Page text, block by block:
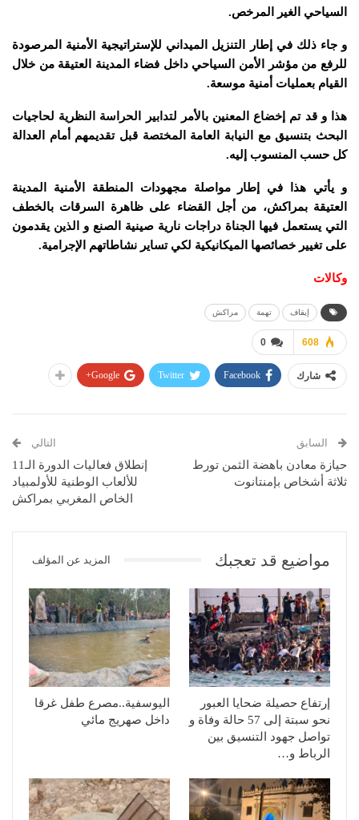
السياحي الغير المرخص.
و جاء ذلك في إطار التنزيل الميداني للإستراتيجية الأمنية المرصودة
للرفع من مؤشر الأمن السياحي داخل فضاء المدينة العتيقة من خلال
القيام بعمليات أمنية موسعة.
هذا و قد تم إخضاع المعنين بالأمر لتدابير الحراسة النظرية لحاجيات
البحث بتنسيق مع النيابة العامة المختصة قبل تقديمهم أمام العدالة
كل حسب المنسوب إليه.
و يأتي هذا في إطار مواصلة مجهودات المنطقة الأمنية المدينة
العتيقة بمراكش، من أجل القضاء على ظاهرة السرقات بالخطف
التي يستعمل فيها الجناة دراجات نارية صينية الصنع و الذين يقدمون
على تغيير خصائصها الميكانيكية لكي تساير نشاطاتهم الإجرامية.
وكالات
إيقاف تهمة مراكش
0 608
شارك Facebook
Twitter
Google+
السابق
حيازة معادن باهضة الثمن تورط
ثلاثة أشخاص بإمنتانوت
التالي
إنطلاق فعاليات الدورة الـ11
للألعاب الوطنية للأولمبياد
الخاص المغربي بمراكش
مواضيع قد تعجبك المزيد عن المؤلف
إرتفاع حصيلة ضحايا العبور
نحو سبتة إلى 57 حالة وفاة و
تواصل جهود التنسيق بين
الرباط و…
اليوسفية..مصرع طفل غرقا
داخل صهريج مائي